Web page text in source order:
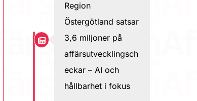
Region
Östergötland satsar
3,6 miljoner på
affärsutvecklingsch
eckar – AI och
hållbarhet i fokus